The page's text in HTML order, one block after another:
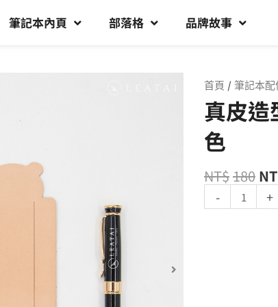
筆記本內頁 部落格 品牌故事
首頁 / 筆記本配
真皮造
色
NT$180
- +